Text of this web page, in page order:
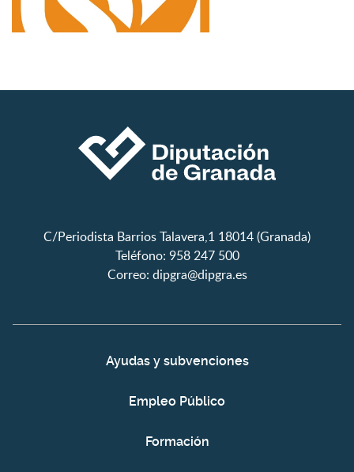
C/Periodista Barrios Talavera,1 18014 (Granada)
Teléfono: 958 247 500
Correo: dipgra@dipgra.es
Ayudas y subvenciones
Empleo Público
Formación